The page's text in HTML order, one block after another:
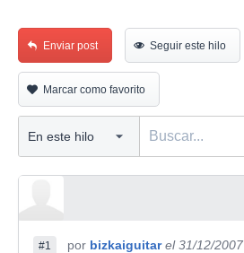
Enviar post Seguir este hilo
Marcar como favorito
#1 por bizkaiguitar el 31/12/2007